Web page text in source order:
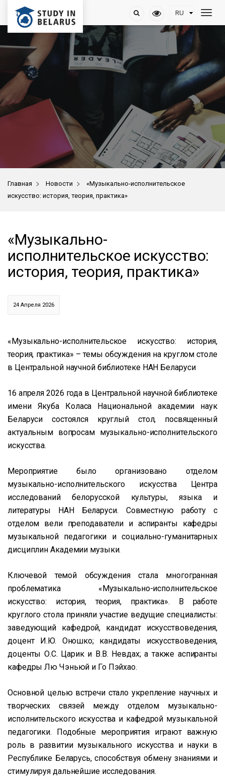
Главная > Новости >
«Музыкально-исполнительское
искусство: история, теория, практика»
«Музыкально-
исполнительское искусство:
история, теория, практика»
24 Апреля 2026
«Музыкально-исполнительское искусство: история,
теория, практика» – темы обсуждения на круглом столе
в Центральной научной библиотеке НАН Беларуси
16 апреля 2026 года в Центральной научной библиотеке
имени Якуба Коласа Национальной академии наук
Беларуси состоялся круглый стол, посвященный
актуальным вопросам музыкально-исполнительского
искусства.
Мероприятие было организовано отделом
музыкально-исполнительского искусства Центра
исследований белорусской культуры, языка и
литературы НАН Беларуси. Совместную работу с
отделом вели преподаватели и аспиранты кафедры
музыкальной педагогики и социально-гуманитарных
дисциплин Академии музыки.
Ключевой темой обсуждения стала многогранная
проблематика «Музыкально-исполнительское
искусство: история, теория, практика». В работе
круглого стола приняли участие ведущие специалисты:
заведующий кафедрой, кандидат искусствоведения,
доцент И.Ю. Оношко; кандидаты искусствоведения,
доценты О.С. Царик и В.В. Невдах; а также аспиранты
кафедры Лю Чэньюй и Го Пэйхао.
Основной целью встречи стало укрепление научных и
творческих связей между отделом музыкально-
исполнительского искусства и кафедрой музыкальной
педагогики. Подобные мероприятия играют важную
роль в развитии музыкального искусства и науки в
Республике Беларусь, способствуя обмену знаниями и
стимулируя дальнейшие исследования.